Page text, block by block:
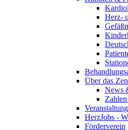
Herz-
Über das
News
HerzJobs -
Förderverein